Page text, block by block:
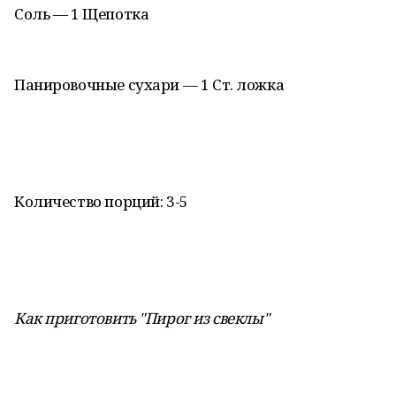
Соль — 1 Щепотка
Панировочные сухари — 1 Ст. ложка
Количество порций: 3-5
Как приготовить "Пирог из свеклы"